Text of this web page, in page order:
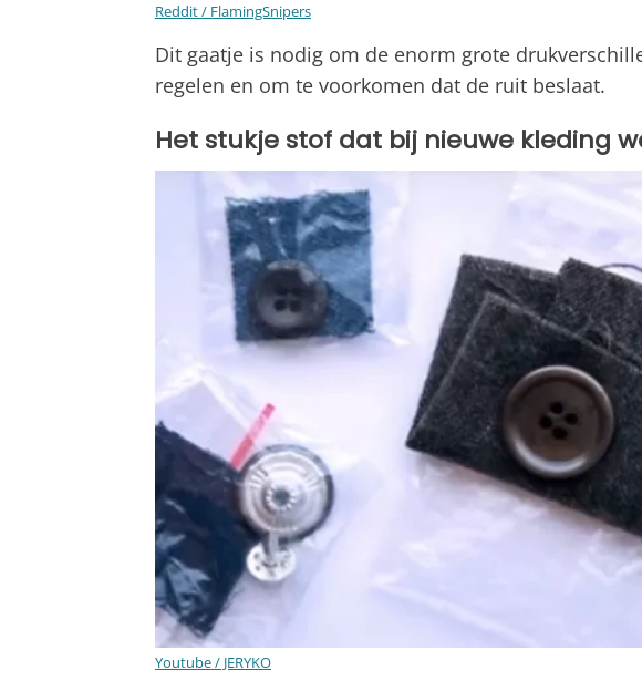
Reddit / FlamingSnipers
Dit gaatje is nodig om de enorm grote
regelen en om te voorkomen dat de ruit beslaat.
Het stukje stof dat bij nieuwe kleding
Youtube / JERYKO